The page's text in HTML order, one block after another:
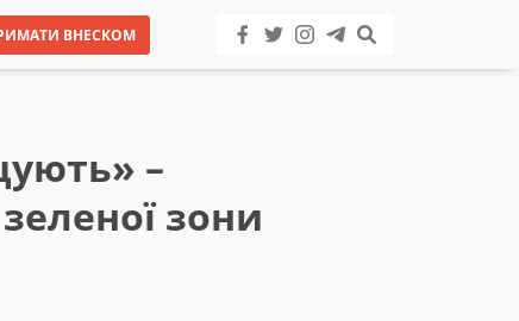
ВНЕСКОМ
–
зони